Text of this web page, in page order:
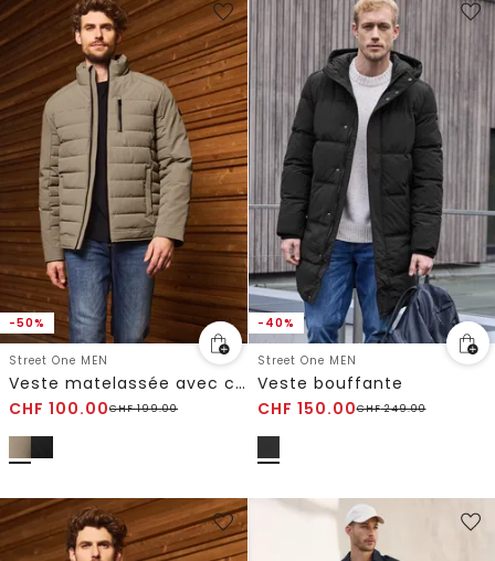
-50%
Street One MEN
Veste matelassée avec col montant
CHF 100.00CHF199.00
-40%
Street One MEN
Veste bouffante
CHF 150.00CHF249.00